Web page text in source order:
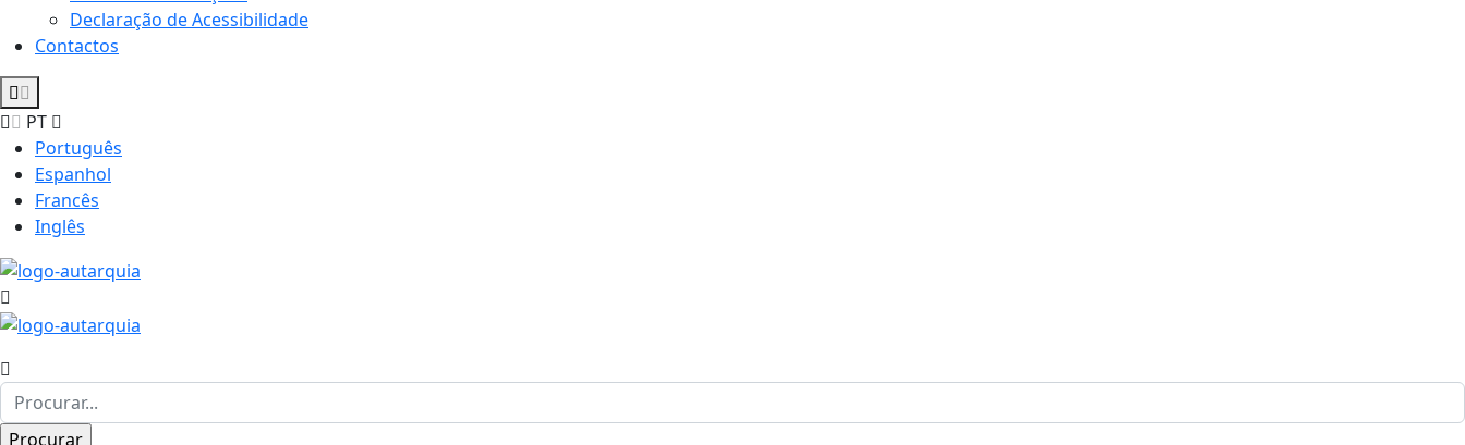
Declaração de Acessibilidade
Contactos
PT
Português
Espanhol
Francês
Inglês